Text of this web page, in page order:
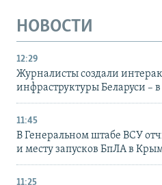
НОВОСТИ
12:29
Журналисты создали
инфраструктуры Беларуси –
11:45
В Генеральном штабе ВСУ
и месту запусков БпЛА в
11:25